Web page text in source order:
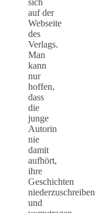
auf der
Webseite
des
Verlags.
Man
kann
nur
hoffen,
dass
die
junge
Autorin
nie
damit
aufhört,
ihre
Geschichten
niederzuschreiben
und